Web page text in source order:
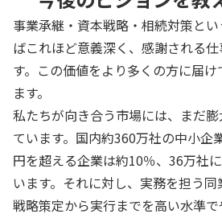
事業承継・資本戦略・相続対策と
ばこれほど意義深く、感謝される
す。この価値をより多くの方に届
ます。
私たちが向き合う市場には、まだ
ています。国内約360万社の中小企
円を超える企業は約10％、36万社
います。それに対し、実務を担う同
戦略策定から実行までを高い水準